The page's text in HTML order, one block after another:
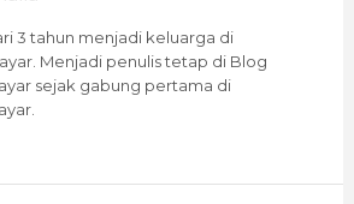
3 tahun menjadi keluarga di
Menjadi penulis tetap di Blog
sejak gabung pertama di